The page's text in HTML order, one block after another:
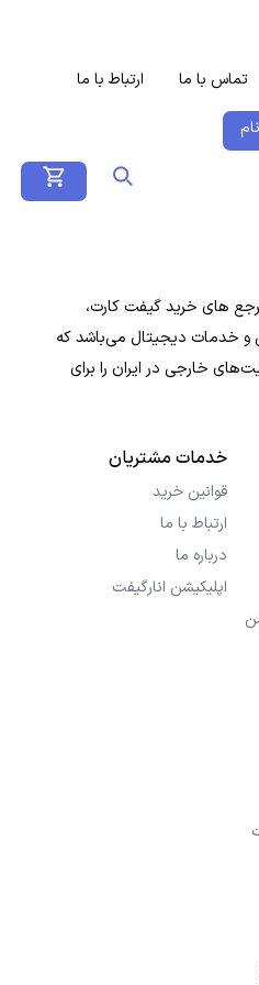
تماس با ما ارتباط با ما
های خرید گیفت کارت،
و خدمات دیجیتال می‌باشد که
خارجی در ایران را برای
ما ارائه تجربه‌ای سریع، امن و
و در کمترین زمان دریافت
خدمات مشتریان
قوانین خرید
ارتباط با ما
درباره ما
اپلیکیشن انارگیفت